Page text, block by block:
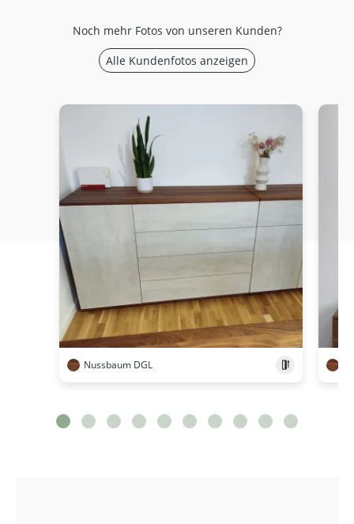
Noch mehr Fotos von unseren Kunden?
Alle Kundenfotos anzeigen
Nussbaum DGL